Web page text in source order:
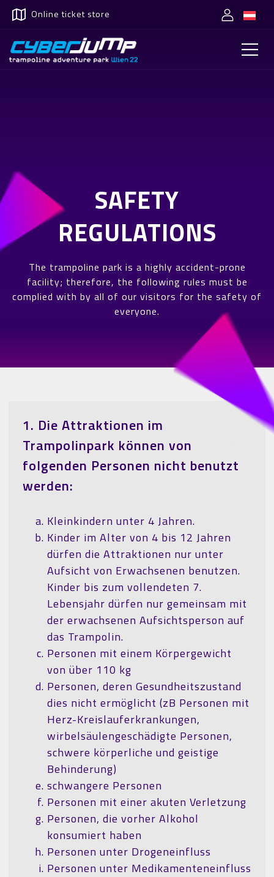
Online ticket store
SAFETY
REGULATIONS
The trampoline park is a highly accident-prone
facility; therefore, the following rules must be
complied with by all of our visitors for the safety of
everyone.
1. Die Attraktionen im
Trampolinpark können von
folgenden Personen nicht benutzt
werden:
Kleinkindern unter 4 Jahren.
Kinder im Alter von 4 bis 12 Jahren
dürfen die Attraktionen nur unter
Aufsicht von Erwachsenen benutzen.
Kinder bis zum vollendeten 7.
Lebensjahr dürfen nur gemeinsam mit
der erwachsenen Aufsichtsperson auf
das Trampolin.
Personen mit einem Körpergewicht
von über 110 kg
Personen, deren Gesundheitszustand
dies nicht ermöglicht (zB Personen mit
Herz-Kreislauferkrankungen,
wirbelsäulengeschädigte Personen,
schwere körperliche und geistige
Behinderung)
schwangere Personen
Personen mit einer akuten Verletzung
Personen, die vorher Alkohol
konsumiert haben
Personen unter Drogeneinfluss
Personen unter Medikamenteneinfluss